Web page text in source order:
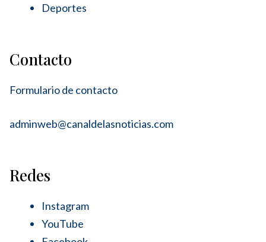
Deportes
Contacto
Formulario de contacto
adminweb@canaldelasnoticias.com
Redes
Instagram
YouTube